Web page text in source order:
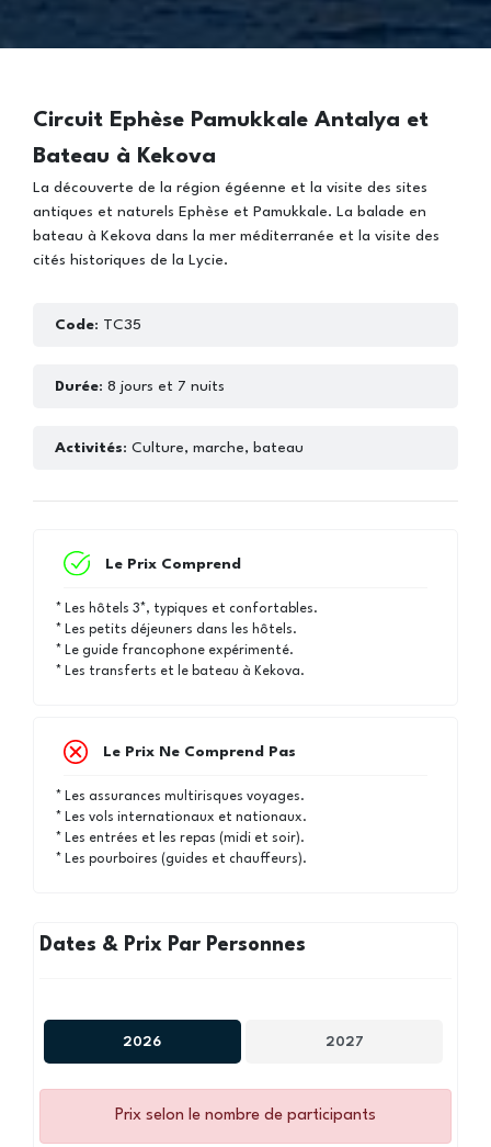
Circuit Ephèse Pamukkale Antalya et
Bateau à Kekova
La découverte de la région égéenne et la visite des sites
antiques et naturels Ephèse et Pamukkale. La balade en
bateau à Kekova dans la mer méditerranée et la visite des
cités historiques de la Lycie.
Code: TC35
Durée: 8 jours et 7 nuits
Activités: Culture, marche, bateau
Le Prix Comprend
* Les hôtels 3*, typiques et confortables.
* Les petits déjeuners dans les hôtels.
* Le guide francophone expérimenté.
* Les transferts et le bateau à Kekova.
Le Prix Ne Comprend Pas
* Les assurances multirisques voyages.
* Les vols internationaux et nationaux.
* Les entrées et les repas (midi et soir).
* Les pourboires (guides et chauffeurs).
Dates & Prix Par Personnes
2026 2027
Prix selon le nombre de participants